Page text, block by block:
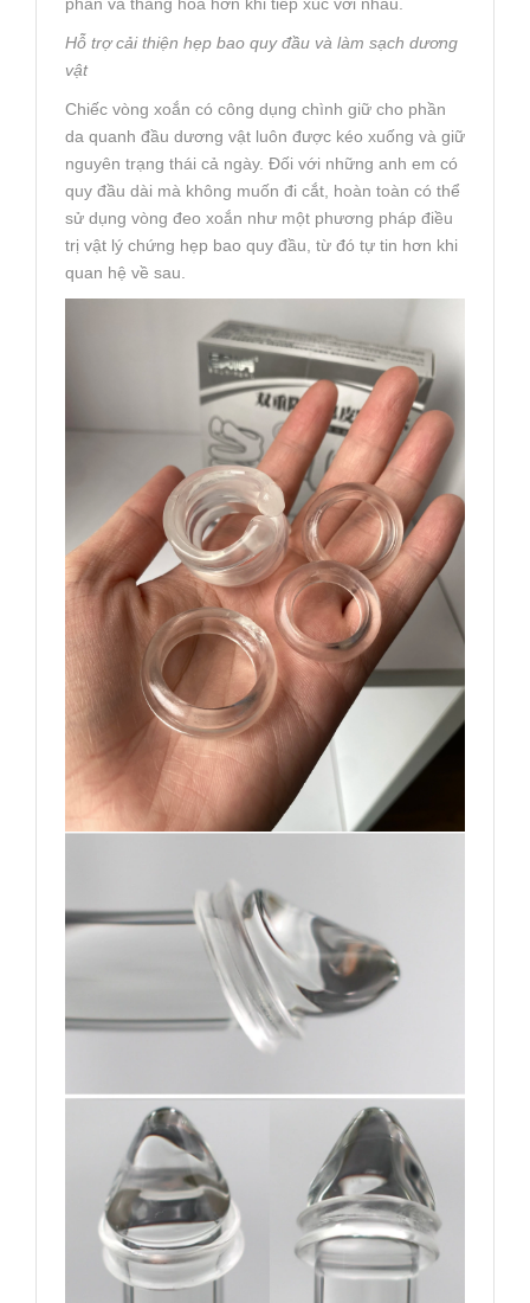
Hỗ trợ cải thiện hẹp bao quy đầu và làm sạch dương
vật
Chiếc vòng xoắn có công dụng chình giữ cho phần
da quanh đầu dương vật luôn được kéo xuống và giữ
nguyên trạng thái cả ngày. Đối với những anh em có
quy đầu dài mà không muốn đi cắt, hoàn toàn có thể
sử dụng vòng đeo xoắn như một phương pháp điều
trị vật lý chứng hẹp bao quy đầu, từ đó tự tin hơn khi
quan hệ về sau.